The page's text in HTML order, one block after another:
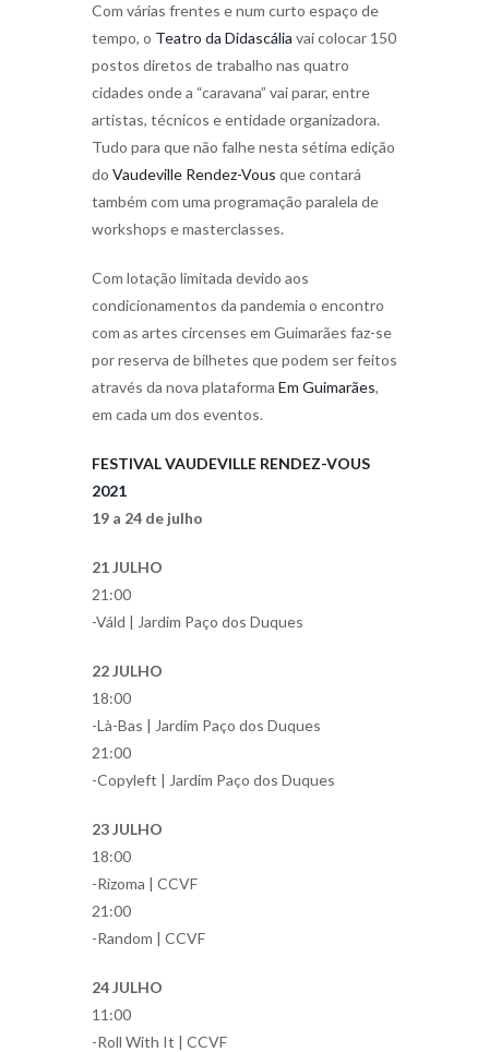
Com várias frentes e num curto espaço de
tempo, o Teatro da Didascália vai colocar 150
postos diretos de trabalho nas quatro
cidades onde a “caravana” vai parar, entre
artistas, técnicos e entidade organizadora.
Tudo para que não falhe nesta sétima edição
do Vaudeville Rendez-Vous que contará
também com uma programação paralela de
workshops e masterclasses.
Com lotação limitada devido aos
condicionamentos da pandemia o encontro
com as artes circenses em Guimarães faz-se
por reserva de bilhetes que podem ser feitos
através da nova plataforma Em Guimarães,
em cada um dos eventos.
FESTIVAL VAUDEVILLE RENDEZ-VOUS
2021
19 a 24 de julho
21 JULHO
21:00
-Váld | Jardim Paço dos Duques
22 JULHO
18:00
-Là-Bas | Jardim Paço dos Duques
21:00
-Copyleft | Jardim Paço dos Duques
23 JULHO
18:00
-Rizoma | CCVF
21:00
-Random | CCVF
24 JULHO
11:00
-Roll With It | CCVF